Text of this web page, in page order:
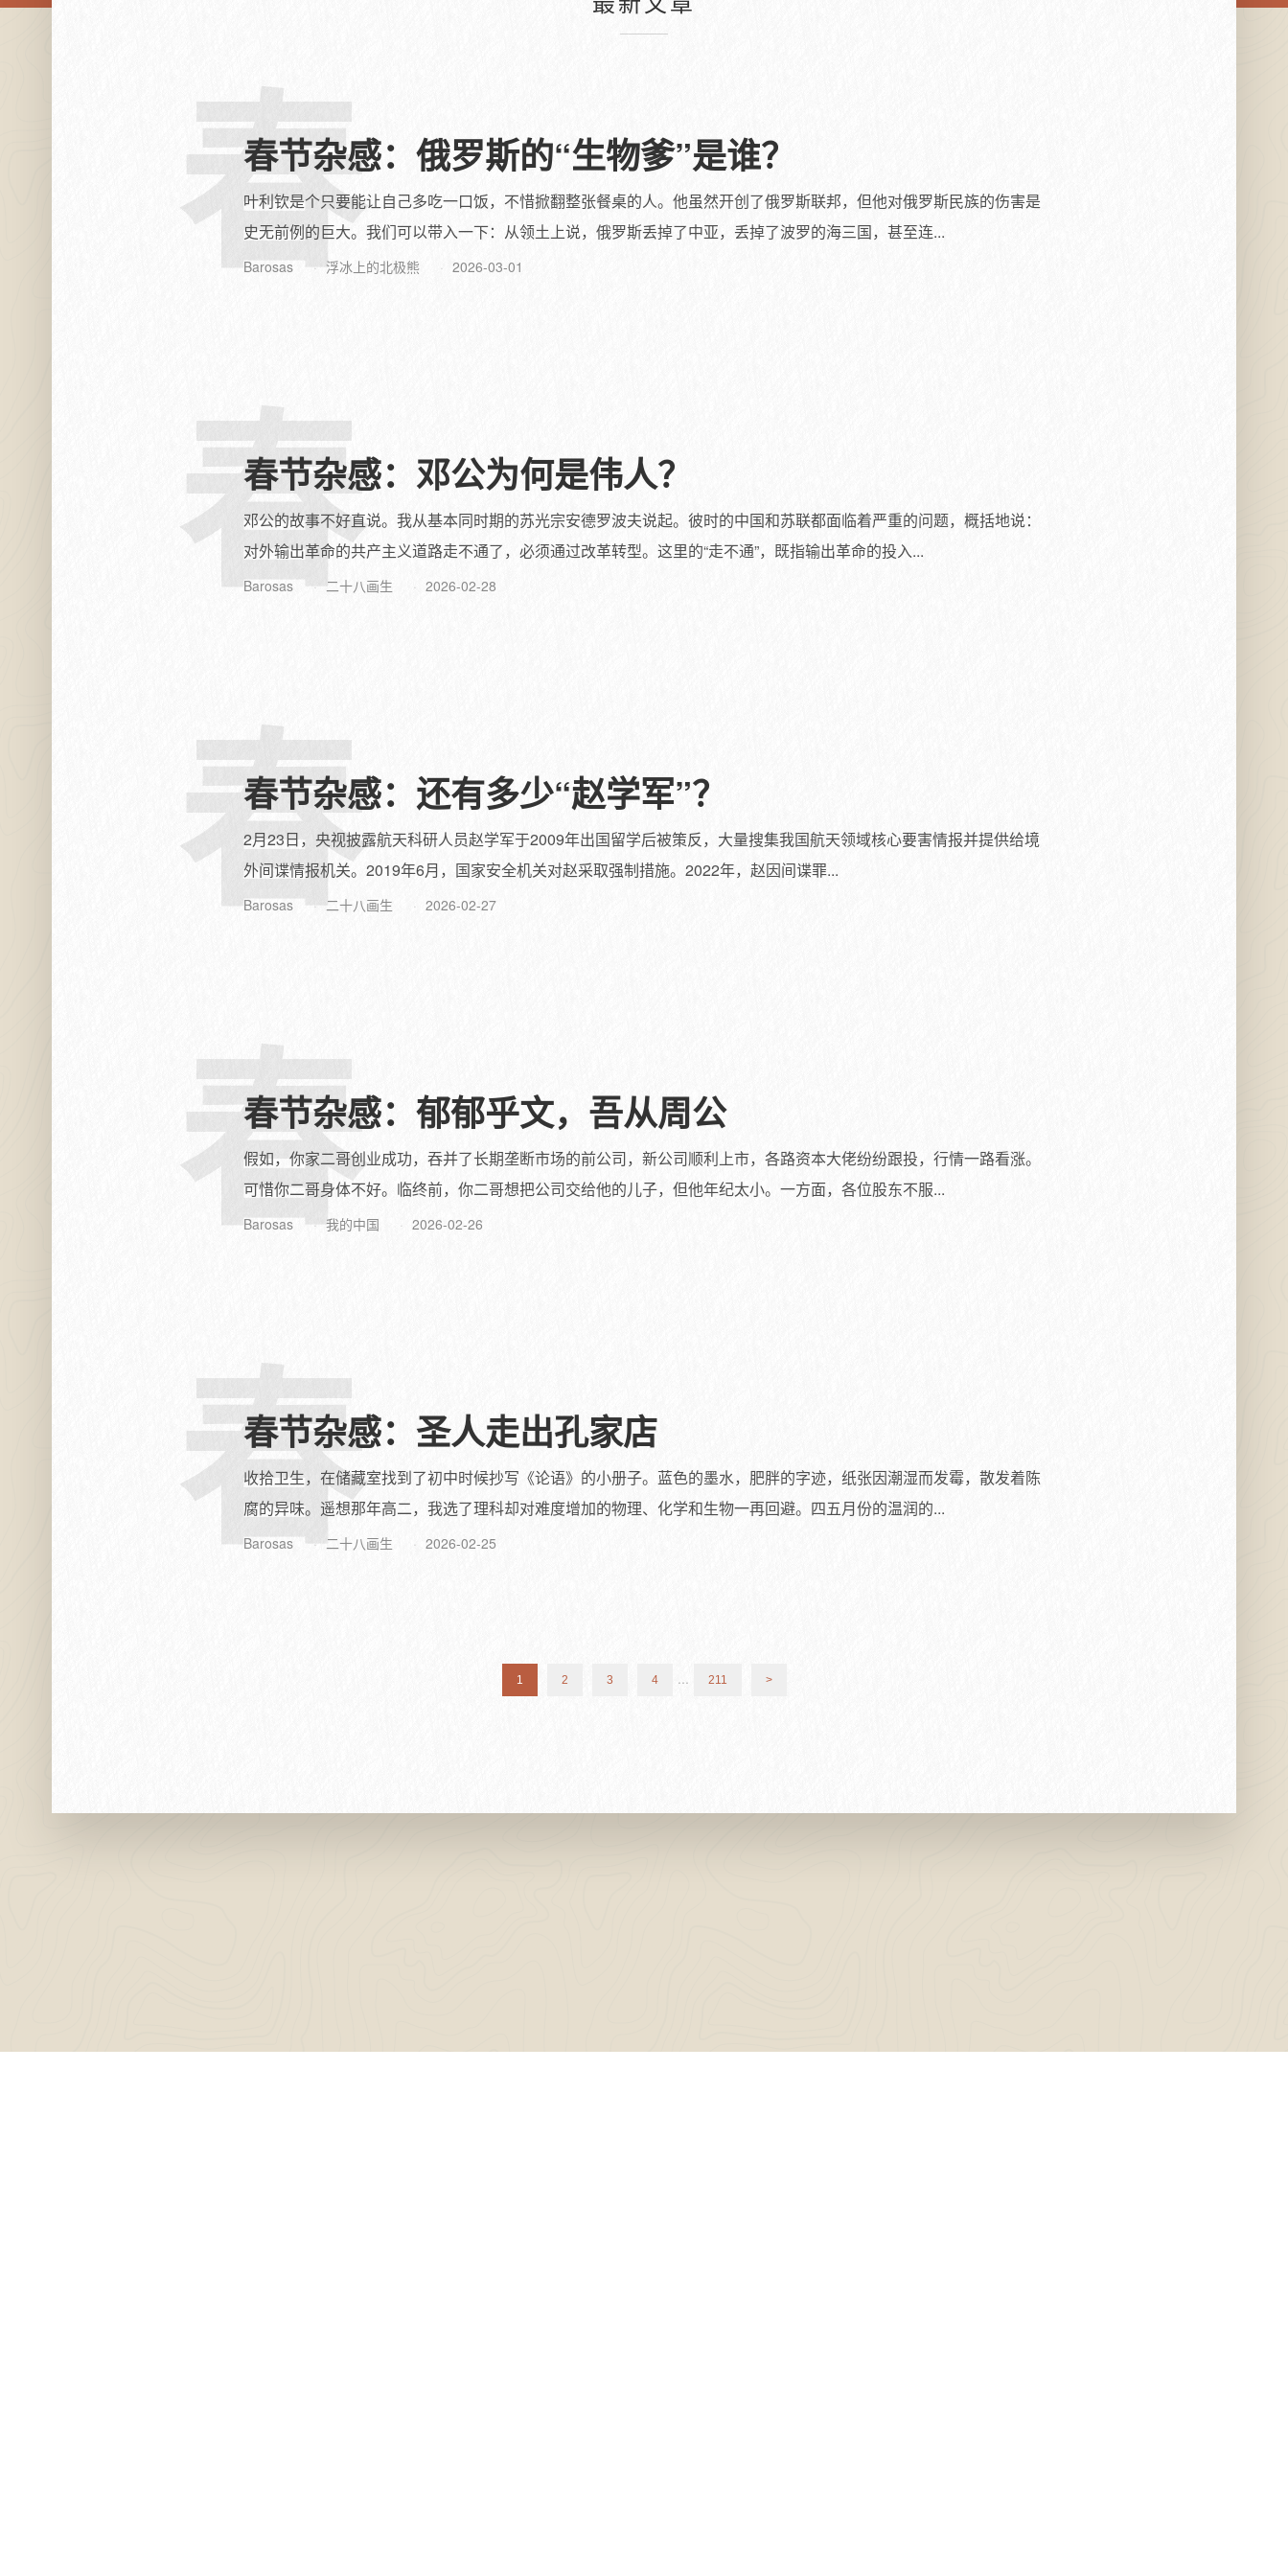
春
春节杂感：俄罗斯的“生物爹”是谁？
叶利钦是个只要能让自己多吃一口饭，不惜掀翻整张餐桌的人。他虽然开创了俄罗斯联邦，但他对俄罗斯民族的伤害是
史无前例的巨大。我们可以带入一下：从领土上说，俄罗斯丢掉了中亚，丢掉了波罗的海三国，甚至连...
Barosas 浮冰上的北极熊 2026-03-01
春
春节杂感：邓公为何是伟人？
邓公的故事不好直说。我从基本同时期的苏光宗安德罗波夫说起。彼时的中国和苏联都面临着严重的问题，概括地说：
对外输出革命的共产主义道路走不通了，必须通过改革转型。这里的“走不通”，既指输出革命的投入...
Barosas 二十八画生 2026-02-28
春
春节杂感：还有多少“赵学军”？
2月23日，央视披露航天科研人员赵学军于2009年出国留学后被策反，大量搜集我国航天领域核心要害情报并提供给境
外间谍情报机关。2019年6月，国家安全机关对赵采取强制措施。2022年，赵因间谍罪...
Barosas 二十八画生 2026-02-27
春
春节杂感：郁郁乎文，吾从周公
假如，你家二哥创业成功，吞并了长期垄断市场的前公司，新公司顺利上市，各路资本大佬纷纷跟投，行情一路看涨。
可惜你二哥身体不好。临终前，你二哥想把公司交给他的儿子，但他年纪太小。一方面，各位股东不服...
Barosas 我的中国 2026-02-26
春
春节杂感：圣人走出孔家店
收拾卫生，在储藏室找到了初中时候抄写《论语》的小册子。蓝色的墨水，肥胖的字迹，纸张因潮湿而发霉，散发着陈
腐的异味。遥想那年高二，我选了理科却对难度增加的物理、化学和生物一再回避。四五月份的温润的...
Barosas 二十八画生 2026-02-25
1 2 3 4 ... 211 >